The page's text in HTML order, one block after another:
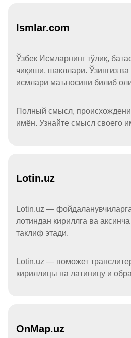
Ismlar.com
Ўзбек Исмларнинг тўлиқ,
чиқиши, шакллари. Ўзингиз ва
исмлари маъносини билиб
Полный смысл,
имён. Узнайте смысл своего
Lotin.uz
Lotin.uz —
лотиндан кириллга ва
таклиф этади.
Lotin.uz — поможет
кириллицы на латиницу и
OnMap.uz